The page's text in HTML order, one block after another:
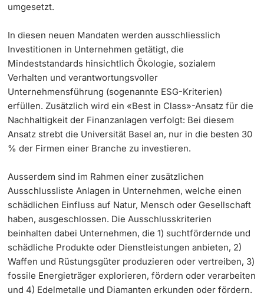
umgesetzt.
In diesen neuen Mandaten werden ausschliesslich
Investitionen in Unternehmen getätigt, die
Mindeststandards hinsichtlich Ökologie, sozialem
Verhalten und verantwortungsvoller
Unternehmensführung (sogenannte ESG-Kriterien)
erfüllen. Zusätzlich wird ein «Best in Class»-Ansatz für die
Nachhaltigkeit der Finanzanlagen verfolgt: Bei diesem
Ansatz strebt die Universität Basel an, nur in die besten 30
% der Firmen einer Branche zu investieren.
Ausserdem sind im Rahmen einer zusätzlichen
Ausschlussliste Anlagen in Unternehmen, welche einen
schädlichen Einfluss auf Natur, Mensch oder Gesellschaft
haben, ausgeschlossen. Die Ausschlusskriterien
beinhalten dabei Unternehmen, die 1) suchtfördernde und
schädliche Produkte oder Dienstleistungen anbieten, 2)
Waffen und Rüstungsgüter produzieren oder vertreiben, 3)
fossile Energieträger explorieren, fördern oder verarbeiten
und 4) Edelmetalle und Diamanten erkunden oder fördern.